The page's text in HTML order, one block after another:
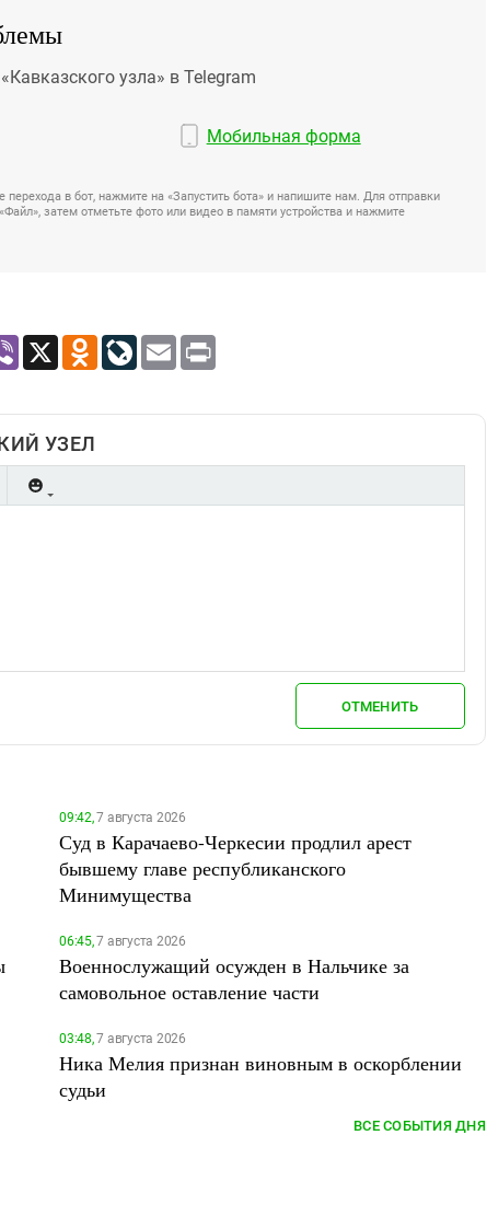
узла» в Telegram
Мобильная форма
в бот, нажмите на «Запустить бота» и напишите нам. Для отправки
затем отметьте фото или видео в памяти устройства и нажмите
Viber X Odnoklassniki
LiveJournal
Email
УЗЕЛ
ОТМЕНИТЬ
09:42,7 августа 2026
Суд в Карачаево-Черкесии продлил арест
бывшему главе республиканского
Минимущества
06:45,7 августа 2026
Военнослужащий осужден в Нальчике за
самовольное оставление части
03:48,7 августа 2026
Ника Мелия признан виновным в оскорблении
судьи
ВСЕ СОБЫТИЯ ДНЯ